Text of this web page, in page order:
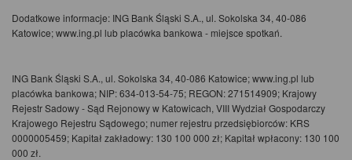
Dodatkowe informacje: ING Bank Śląski S.A., ul. Sokolska 34, 40-086
Katowice; www.ing.pl lub placówka bankowa - miejsce spotkań.
ING Bank Śląski S.A., ul. Sokolska 34, 40-086 Katowice; www.ing.pl lub
placówka bankowa; NIP: 634-013-54-75; REGON: 271514909; Krajowy
Rejestr Sadowy - Sąd Rejonowy w Katowicach, VIII Wydział Gospodarczy
Krajowego Rejestru Sądowego; numer rejestru przedsiębiorców: KRS
0000005459; Kapitał zakładowy: 130 100 000 zł; Kapitał wpłacony: 130 100
000 zł.